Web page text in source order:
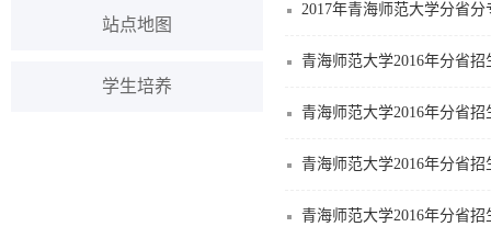
站点地图
学生培养
2017年青海师范大学分省
青海师范大学2016年分省
青海师范大学2016年分省
青海师范大学2016年分省
青海师范大学2016年分省